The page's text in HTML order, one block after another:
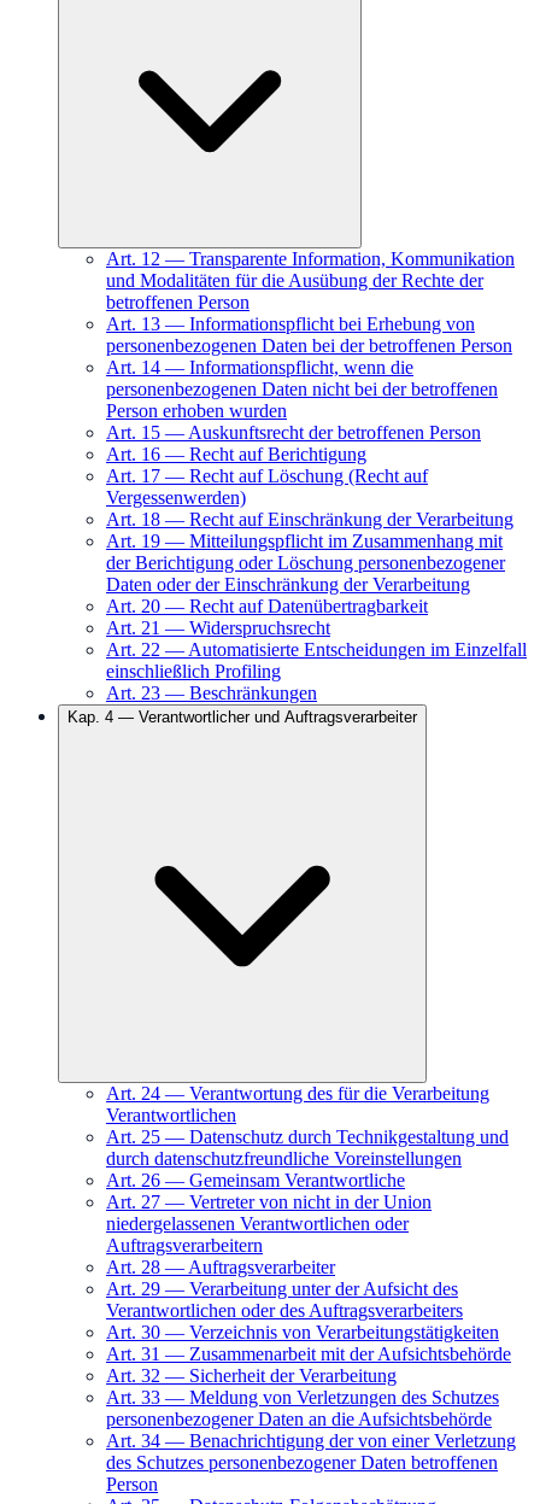
Art. 12 — Transparente Information, Kommunikation
und Modalitäten für die Ausübung der Rechte der
betroffenen Person
Art. 13 — Informationspflicht bei Erhebung von
personenbezogenen Daten bei der betroffenen Person
Art. 14 — Informationspflicht, wenn die
personenbezogenen Daten nicht bei der betroffenen
Person erhoben wurden
Art. 15 — Auskunftsrecht der betroffenen Person
Art. 16 — Recht auf Berichtigung
Art. 17 — Recht auf Löschung (Recht auf
Vergessenwerden)
Art. 18 — Recht auf Einschränkung der Verarbeitung
Art. 19 — Mitteilungspflicht im Zusammenhang mit
der Berichtigung oder Löschung personenbezogener
Daten oder der Einschränkung der Verarbeitung
Art. 20 — Recht auf Datenübertragbarkeit
Art. 21 — Widerspruchsrecht
Art. 22 — Automatisierte Entscheidungen im Einzelfall
einschließlich Profiling
Art. 23 — Beschränkungen
Kap. 4 — Verantwortlicher und Auftragsverarbeiter
Art. 24 — Verantwortung des für die Verarbeitung
Verantwortlichen
Art. 25 — Datenschutz durch Technikgestaltung und
durch datenschutzfreundliche Voreinstellungen
Art. 26 — Gemeinsam Verantwortliche
Art. 27 — Vertreter von nicht in der Union
niedergelassenen Verantwortlichen oder
Auftragsverarbeitern
Art. 28 — Auftragsverarbeiter
Art. 29 — Verarbeitung unter der Aufsicht des
Verantwortlichen oder des Auftragsverarbeiters
Art. 30 — Verzeichnis von Verarbeitungstätigkeiten
Art. 31 — Zusammenarbeit mit der Aufsichtsbehörde
Art. 32 — Sicherheit der Verarbeitung
Art. 33 — Meldung von Verletzungen des Schutzes
personenbezogener Daten an die Aufsichtsbehörde
Art. 34 — Benachrichtigung der von einer Verletzung
des Schutzes personenbezogener Daten betroffenen
Person